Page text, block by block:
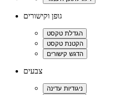
גופן וקישורים
צבעים